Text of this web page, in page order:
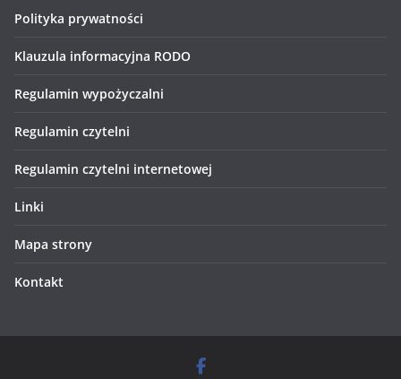
Polityka prywatności
Klauzula informacyjna RODO
Regulamin wypożyczalni
Regulamin czytelni
Regulamin czytelni internetowej
Linki
Mapa strony
Kontakt